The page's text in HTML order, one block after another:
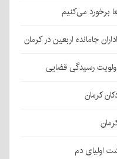
برخورد می‌کنیم
رسیدگی قضایی
کرمان
اولیای دم